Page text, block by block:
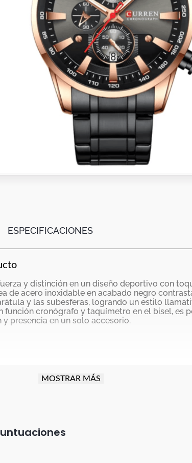
ESPECIFICACIONES
y distinción en un diseño deportivo con
de acero inoxidable en acabado negro
y las subesferas, logrando un estilo
función cronógrafo y taquímetro en el bisel, es
presencia en un solo accesorio.
Acero inoxidable
Salpicaduras (no sumergible)
MOSTRAR MÁS
Botas
Dko